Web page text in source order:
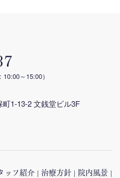
10:00～15:00）
1-13-2 文銭堂ビル3F
ッフ紹介 治療方針 院内風景